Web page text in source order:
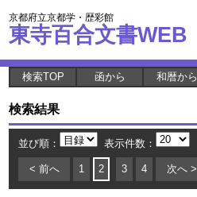
京都府立京都学・歴彩館
東寺百合文書WEB
検索TOP 函から 和暦から
検索結果
並び順： 表示件数：
< 前へ 1 2 3 4 次へ >